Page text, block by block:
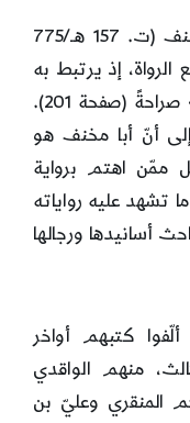
لوط بن يحيى الأزدي، أبو مخنف (ت. 157 هـ/775
إذ يرتبط به
13 كتابًا يحمل عنوان «المقتل» صراحةً (صفحة 201).
أنّ أبا مخنف هو
ممّن اهتم برواية
تشهد عليه رواياته
أسانيدها ورجالها
كتبهم أواخر
منهم الواقدي
المنقري وعليّ بن